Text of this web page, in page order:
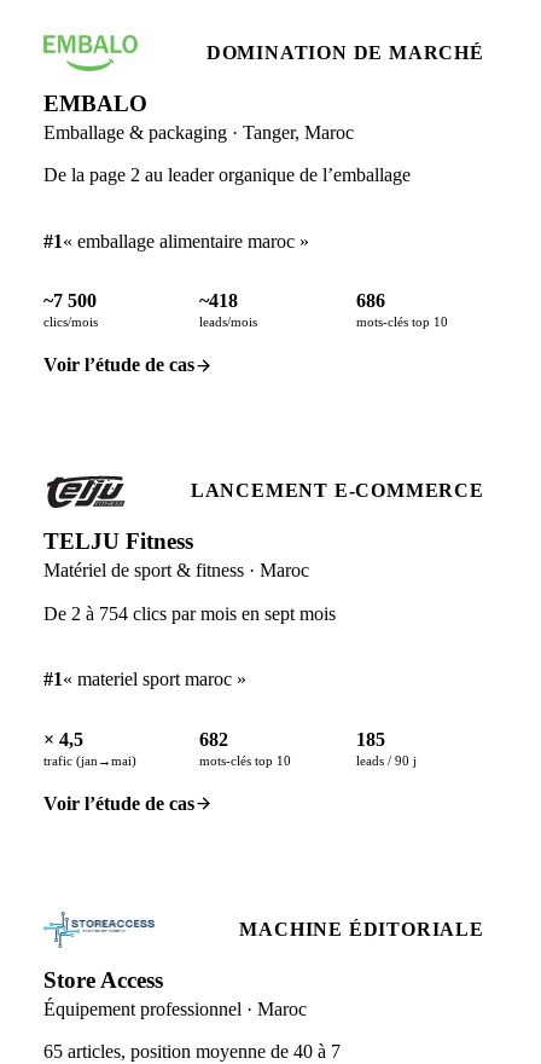
DOMINATION DE MARCHÉ
EMBALO
Emballage & packaging · Tanger, Maroc
De la page 2 au leader organique de l’emballage
#1« emballage alimentaire maroc »
~7 500
clics/mois
~418
leads/mois
686
mots-clés top 10
Voir l’étude de cas
LANCEMENT E-COMMERCE
TELJU Fitness
Matériel de sport & fitness · Maroc
De 2 à 754 clics par mois en sept mois
#1« materiel sport maroc »
× 4,5
trafic (jan→mai)
682
mots-clés top 10
185
leads / 90 j
Voir l’étude de cas
MACHINE ÉDITORIALE
Store Access
Équipement professionnel · Maroc
65 articles, position moyenne de 40 à 7